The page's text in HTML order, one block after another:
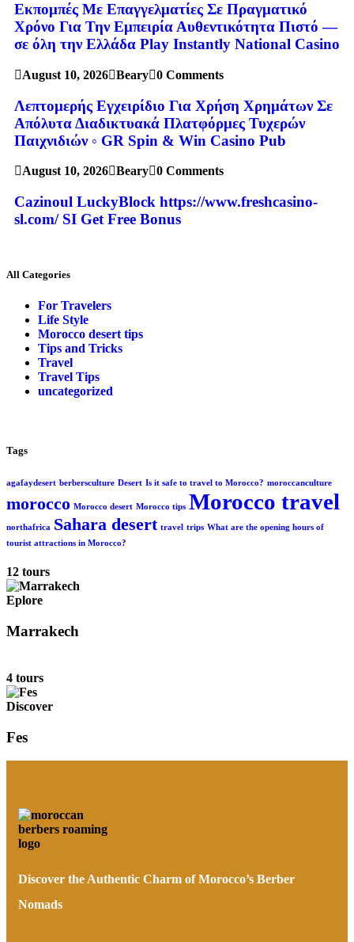
Εκπομπές Με Επαγγελματίες Σε Πραγματικό
Χρόνο Για Την Εμπειρία Αυθεντικότητα Πιστό —
σε όλη την Ελλάδα Play Instantly National Casino
August 10, 2026 Beary 0 Comments
Λεπτομερής Εγχειρίδιο Για Χρήση Χρημάτων Σε
Απόλυτα Διαδικτυακά Πλατφόρμες Τυχερών
Παιχνιδιών ◦ GR Spin & Win Casino Pub
August 10, 2026 Beary 0 Comments
Cazinoul LuckyBlock https://www.freshcasino-
sl.com/ SI Get Free Bonus
All Categories
For Travelers
Life Style
Morocco desert tips
Tips and Tricks
Travel
Travel Tips
uncategorized
Tags
agafaydesert berbersculture Desert Is it safe to travel to Morocco? moroccanculture
morocco Morocco desert Morocco tips Morocco travel
northafrica Sahara desert travel trips What are the opening hours of
tourist attractions in Morocco?
12 tours
Eplore
Marrakech
4 tours
Discover
Fes
Discover the Authentic Charm of Morocco’s Berber
Nomads